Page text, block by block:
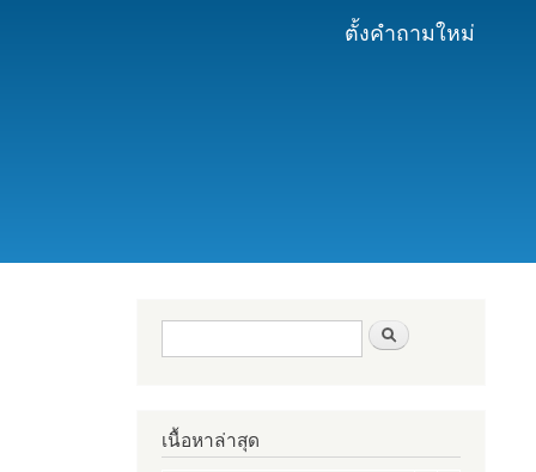
ตั้งคำถามใหม่
ฟอร์มค้นหา
เนื้อหาล่าสุด